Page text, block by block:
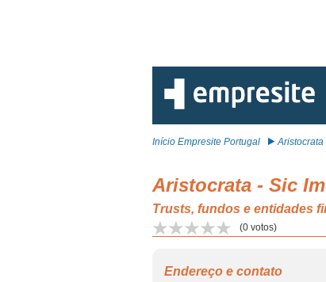
Início Empresite Portugal Aristocrata
Aristocrata - Sic
Trusts, fundos e entidades
(0 votos)
Endereço e contato